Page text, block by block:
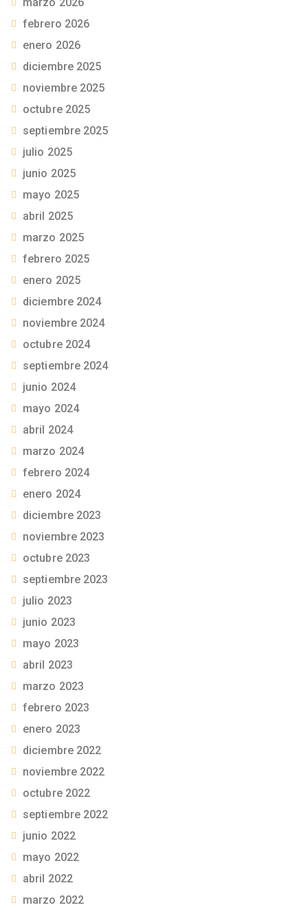
febrero 2026
enero 2026
diciembre 2025
noviembre 2025
octubre 2025
septiembre 2025
julio 2025
junio 2025
mayo 2025
abril 2025
marzo 2025
febrero 2025
enero 2025
diciembre 2024
noviembre 2024
octubre 2024
septiembre 2024
junio 2024
mayo 2024
abril 2024
marzo 2024
febrero 2024
enero 2024
diciembre 2023
noviembre 2023
octubre 2023
septiembre 2023
julio 2023
junio 2023
mayo 2023
abril 2023
marzo 2023
febrero 2023
enero 2023
diciembre 2022
noviembre 2022
octubre 2022
septiembre 2022
junio 2022
mayo 2022
abril 2022
marzo 2022